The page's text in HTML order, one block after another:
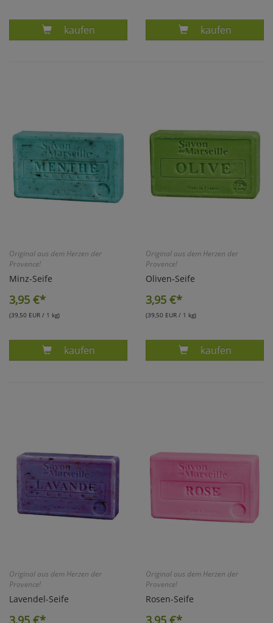
Produkt SET: 5 SEIFEN DER PROVENCE
kaufen Produkt
kaufen
Original aus dem Herzen der
Provence!
Minz-Seife
3,95 €*
(39,50 EUR / 1 kg)
Produkt MINZ-SEIFE
kaufen
Original aus dem Herzen der
Provence!
Oliven-Seife
3,95 €*
(39,50 EUR / 1 kg)
Produkt
kaufen
Original aus dem Herzen der
Provence!
Lavendel-Seife
3,95 €*
Original aus dem Herzen der
Provence!
Rosen-Seife
3,95 €*